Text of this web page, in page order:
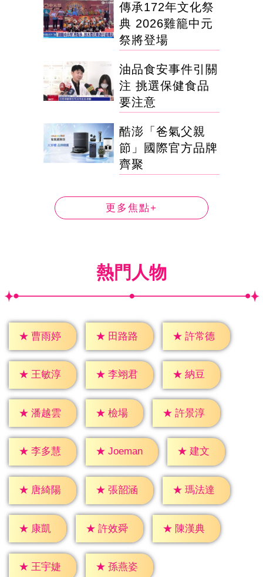
傳承172年文化祭
典 2026雞籠中元
祭將登場
油品食安事件引關
注 挑選保健食品
要注意
酷澎「爸氣父親
節」國際官方品牌
齊聚
更多焦點+
熱門人物
★ 曹雨婷 ★ 田路路 ★ 許常德
★ 王敏淳 ★ 李翊君 ★ 納豆
★ 潘越雲 ★ 檢場 ★ 許景淳
★ 李多慧 ★ Joeman ★ 建文
★ 唐綺陽 ★ 張韶涵 ★ 瑪法達
★ 康凱 ★ 許效舜 ★ 陳漢典
★ 王宇婕 ★ 孫燕姿